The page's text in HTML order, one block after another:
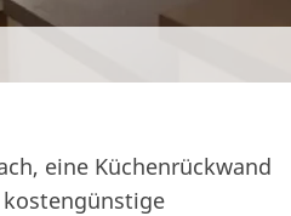
eine Küchenrückwand
kostengünstige